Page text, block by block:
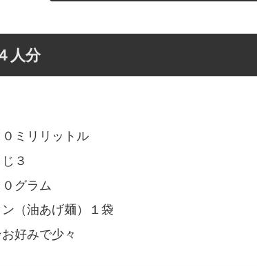
人分
ミリリットル
３
グラム
（油あげ麺）１袋
好みで少々